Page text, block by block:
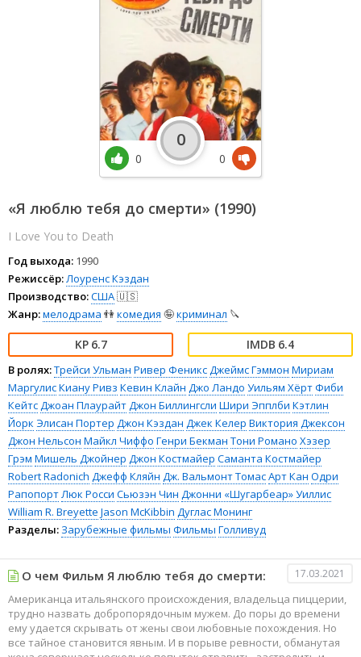
«Я люблю тебя до смерти» (1990)
I Love You to Death
Год выхода: 1990
Режиссёр:Лоуренс Кэздан
Производство:США🇺🇸
Жанр:мелодрама 👫комедия 🤪криминал 🔪
6.7 6.4
В ролях:Трейси Ульман Ривер ФениксДжеймс Гэммон Мириам
МаргулисКиану Ривз Кевин Клайн Джо Ландо Уильям ХёртФиби
КейтсДжоан ПлаурайтДжон Биллингсли Шири Эпплби Кэтлин
Йорк Элисан Портер Джон Кэздан Джек Келер Виктория Джексон
Джон Нельсон Майкл Чиффо Генри Бекман Тони Романо Хэзер
Грэм Мишель Джойнер Джон Костмайер Саманта Костмайер
Robert Radonich Джефф Кляйн Дж. Вальмонт ТомасАрт Кан Одри
РапопортЛюк Росси Сьюзэн Чин Джонни «Шугарбеар» Уиллис
William R. Breyette Jason McKibbin Дуглас Монинг
Разделы: Зарубежные фильмы Фильмы Голливуд
0
0
0
О чем Фильм Я люблю тебя до смерти: 17.03.2021
Американца итальянского происхождения, владельца пиццерии,
трудно назвать добропорядочным мужем. До поры до времени
ему удается скрывать от жены свои любовные похождения. Но
все тайное становится явным. И в порыве ревности, обманутая